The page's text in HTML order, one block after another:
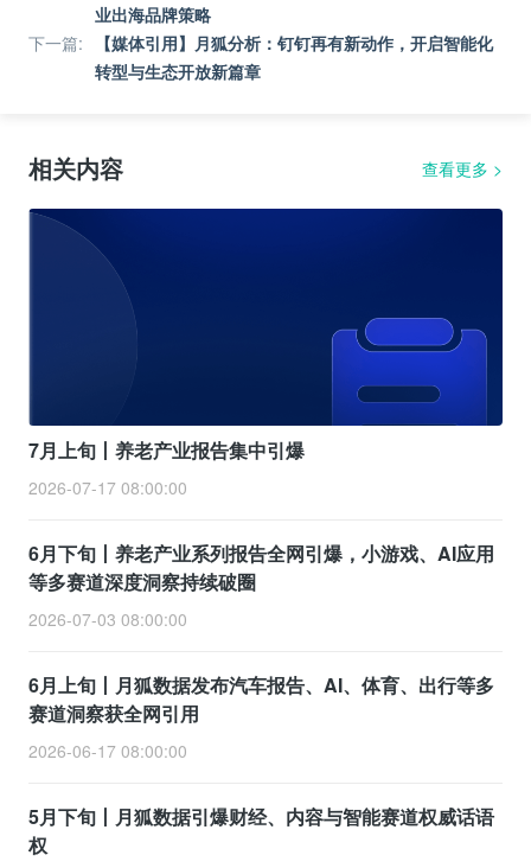
业出海品牌策略
下一篇:
【媒体引用】月狐分析：钉钉再有新动作，开启智能化
转型与生态开放新篇章
相关内容 查看更多 >
7月上旬丨养老产业报告集中引爆
2026-07-17 08:00:00
6月下旬丨养老产业系列报告全网引爆，小游戏、AI应用
等多赛道深度洞察持续破圈
2026-07-03 08:00:00
6月上旬丨月狐数据发布汽车报告、AI、体育、出行等多
赛道洞察获全网引用
2026-06-17 08:00:00
5月下旬丨月狐数据引爆财经、内容与智能赛道权威话语
权